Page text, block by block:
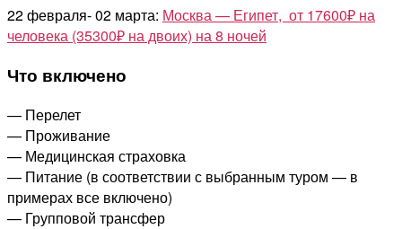
8
ночей
22 февраля- 02 марта: Москва — Египет, от 17600₽ на
человека (35300₽ на двоих) на 8 ночей
Что включено
— Перелет
— Проживание
— Медицинская страховка
— Питание (в соответствии с выбранным туром — в
примерах все включено)
— Групповой трансфер